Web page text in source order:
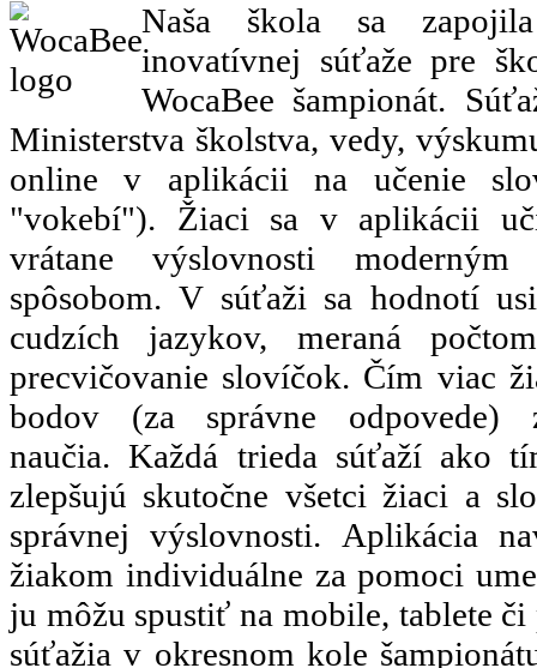
Naša škola sa
inovatívnej súťaže pre
WocaBee šampionát.
Ministerstva školstva, vedy,
online v aplikácii na učenie
"vokebí"). Žiaci sa v aplikácii
vrátane výslovnosti
spôsobom. V súťaži sa hodnotí
cudzích jazykov, meraná
precvičovanie slovíčok. Čím viac
bodov (za správne
naučia. Každá trieda súťaží ako
zlepšujú skutočne všetci žiaci a
správnej výslovnosti. Aplikácia
žiakom individuálne za pomoci
ju môžu spustiť na mobile, tablete
súťažia v okresnom kole